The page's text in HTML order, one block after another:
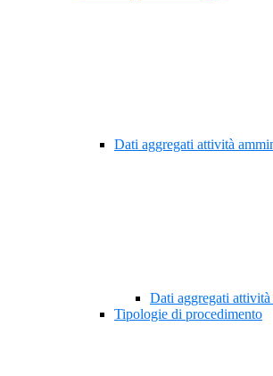
Dati aggregati attività
Dati aggregati
Tipologie di procedimento